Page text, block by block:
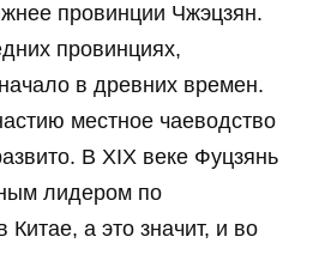
провинции Чжэцзян.
провинциях,
в древних времен.
местное чаеводство
В XIX веке Фуцзянь
лидером по
Китае, а это значит, и во